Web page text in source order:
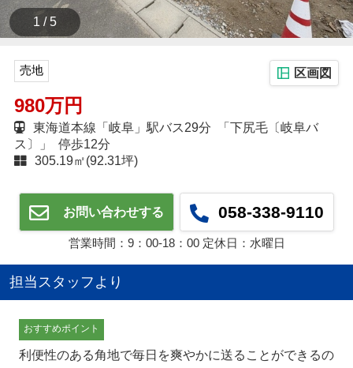
1 / 5
売地 区画図
980万円
東海道本線「岐阜」駅バス29分 「下尻毛〔岐阜バ
ス〕」 停歩12分
305.19㎡(92.31坪)
お問い合わせする 058-338-9110
営業時間：9：00‐18：00 定休日：水曜日
担当スタッフより
おすすめポイント
利便性のある角地で毎日を爽やかに送ることができるの